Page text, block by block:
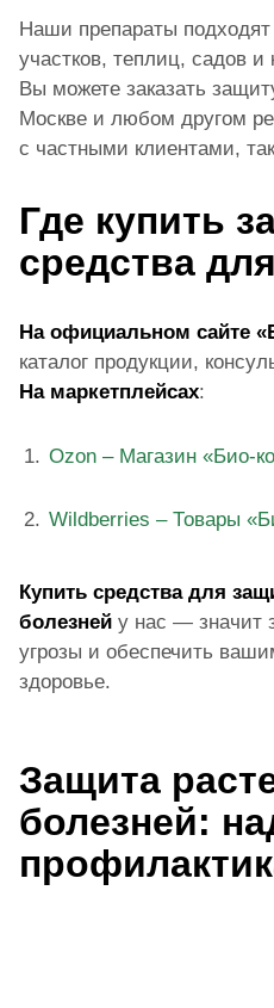
Наши препараты
участков, теплиц, садов и
Вы можете заказать
Москве и любом другом
с частными клиентами,
Где купить
средства
На официальном сайте
каталог продукции,
На маркетплейсах:
Ozon – Магазин «Био-
Wildberries – Товары
Купить средства для
болезней у нас — значит
угрозы и обеспечить
здоровье.
Защита
болезней: